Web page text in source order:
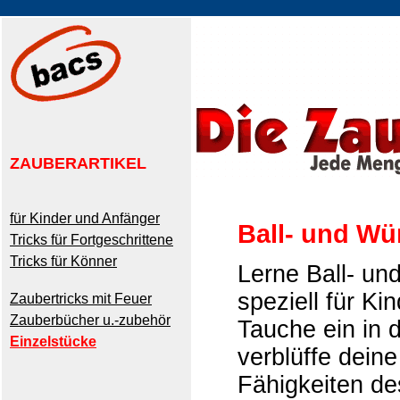
ZAUBERARTIKEL
für Kinder und Anfänger
Tricks für Fortgeschrittene
Tricks für Könner
Zaubertricks mit Feuer
Zauberbücher u.-zubehör
Einzelstücke
Ball- und
Lerne Ball-
speziell für
Tauche ein in
verblüffe
Fähigkeiten